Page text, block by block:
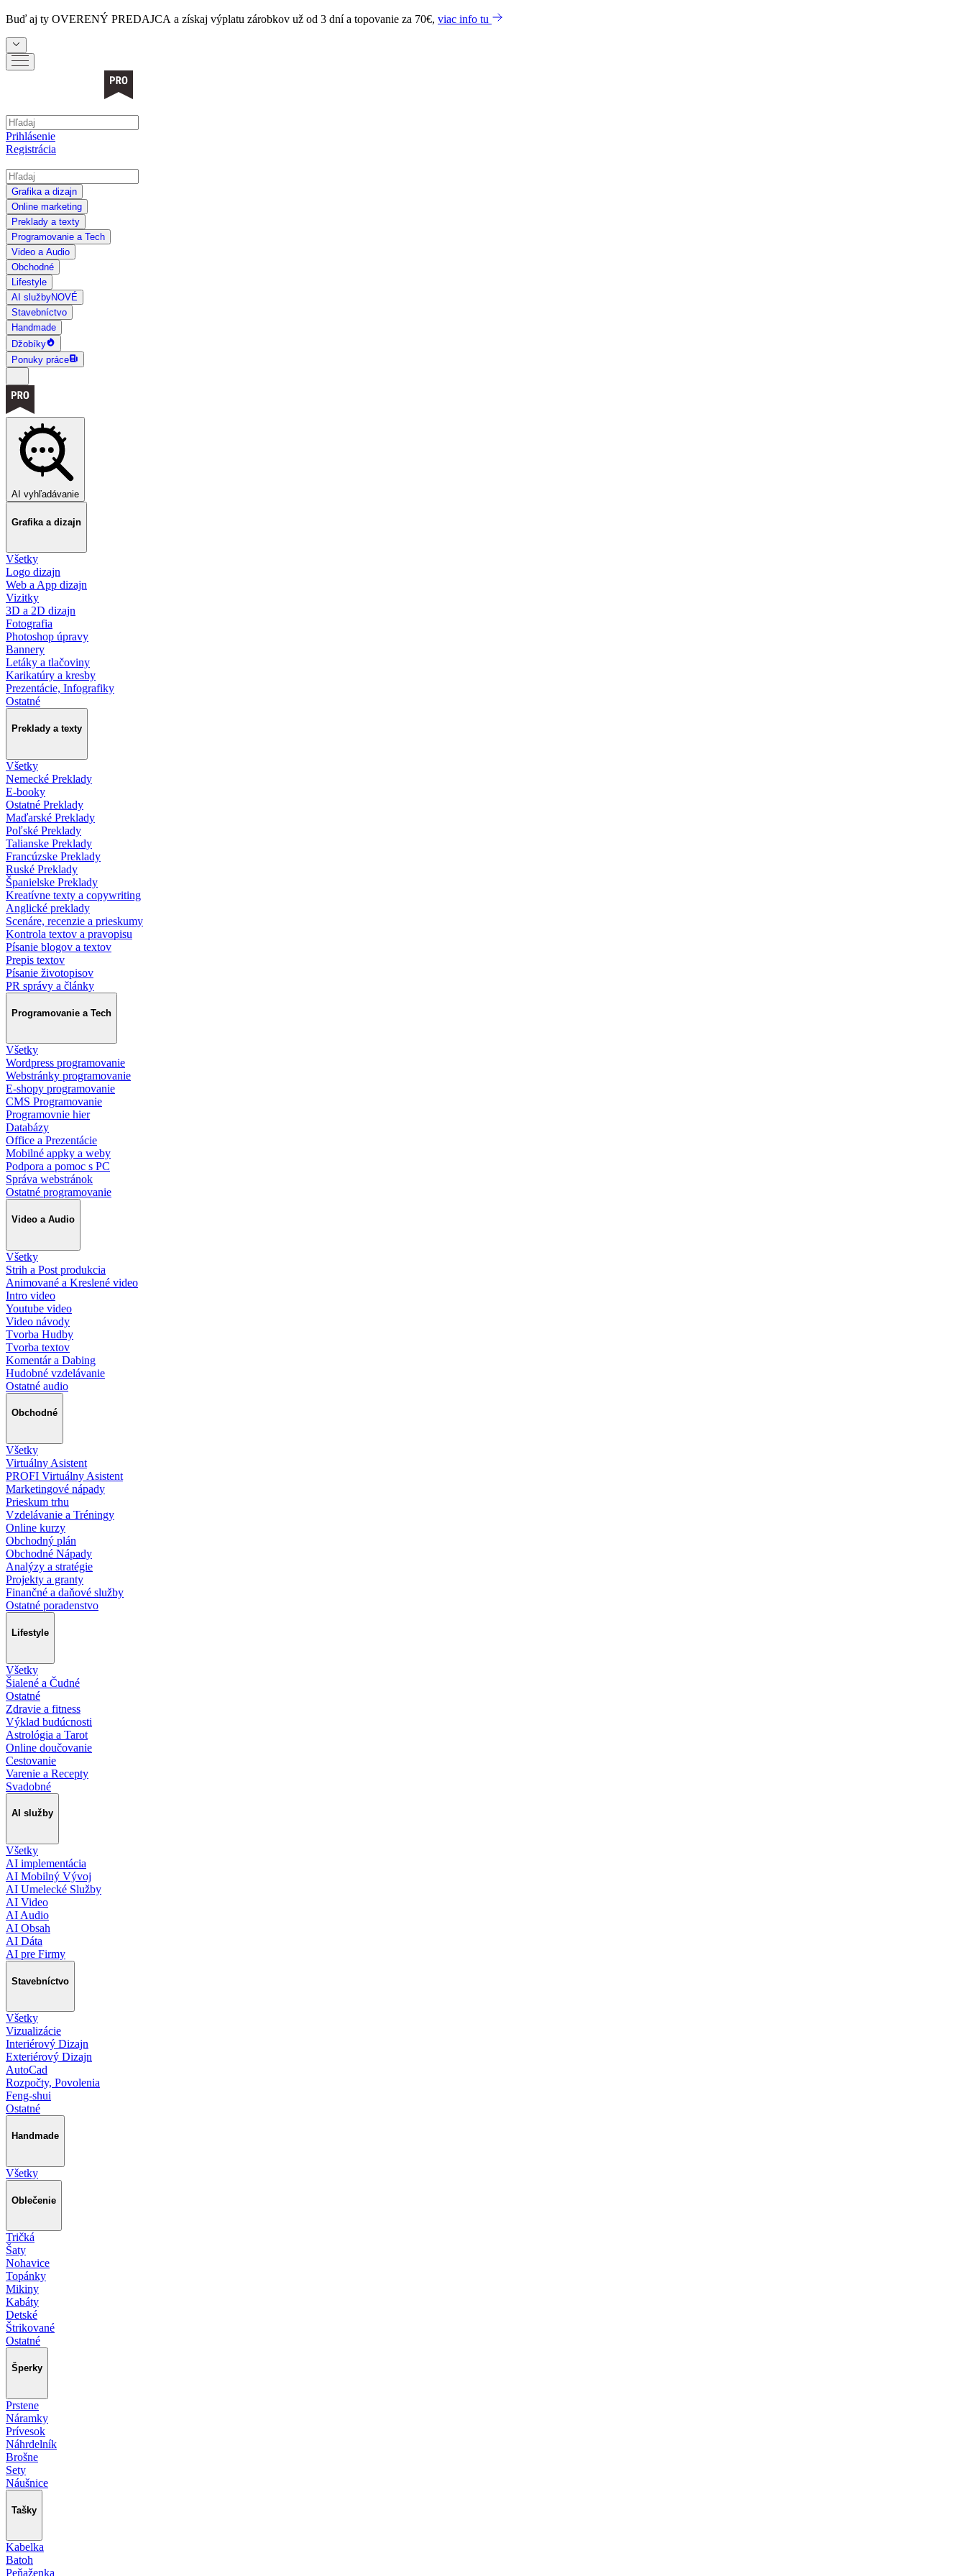
Buď aj ty OVERENÝ PREDAJCA a získaj výplatu zárobkov už od 3 dní a topovanie za 70€, viac info tu
Prihlásenie
Registrácia
Grafika a dizajn
Online marketing
Preklady a texty
Programovanie a Tech
Video a Audio
Obchodné
Lifestyle
AI službyNOVÉ
Stavebníctvo
Handmade
Džobíky
Ponuky práce
AI vyhľadávanie
Grafika a dizajn
Všetky
Logo dizajn
Web a App dizajn
Vizitky
3D a 2D dizajn
Fotografia
Photoshop úpravy
Bannery
Letáky a tlačoviny
Karikatúry a kresby
Prezentácie, Infografiky
Ostatné
Preklady a texty
Všetky
Nemecké Preklady
E-booky
Ostatné Preklady
Maďarské Preklady
Poľské Preklady
Talianske Preklady
Francúzske Preklady
Ruské Preklady
Španielske Preklady
Kreatívne texty a copywriting
Anglické preklady
Scenáre, recenzie a prieskumy
Kontrola textov a pravopisu
Písanie blogov a textov
Prepis textov
Písanie životopisov
PR správy a články
Programovanie a Tech
Všetky
Wordpress programovanie
Webstránky programovanie
E-shopy programovanie
CMS Programovanie
Programovnie hier
Databázy
Office a Prezentácie
Mobilné appky a weby
Podpora a pomoc s PC
Správa webstránok
Ostatné programovanie
Video a Audio
Všetky
Strih a Post produkcia
Animované a Kreslené video
Intro video
Youtube video
Video návody
Tvorba Hudby
Tvorba textov
Komentár a Dabing
Hudobné vzdelávanie
Ostatné audio
Obchodné
Všetky
Virtuálny Asistent
PROFI Virtuálny Asistent
Marketingové nápady
Prieskum trhu
Vzdelávanie a Tréningy
Online kurzy
Obchodný plán
Obchodné Nápady
Analýzy a stratégie
Projekty a granty
Finančné a daňové služby
Ostatné poradenstvo
Lifestyle
Všetky
Šialené a Čudné
Ostatné
Zdravie a fitness
Výklad budúcnosti
Astrológia a Tarot
Online doučovanie
Cestovanie
Varenie a Recepty
Svadobné
AI služby
Všetky
AI implementácia
AI Mobilný Vývoj
AI Umelecké Služby
AI Video
AI Audio
AI Obsah
AI Dáta
AI pre Firmy
Stavebníctvo
Všetky
Vizualizácie
Interiérový Dizajn
Exteriérový Dizajn
AutoCad
Rozpočty, Povolenia
Feng-shui
Ostatné
Handmade
Všetky
Oblečenie
Tričká
Šaty
Nohavice
Topánky
Mikiny
Kabáty
Detské
Štrikované
Ostatné
Šperky
Prstene
Náramky
Prívesok
Náhrdelník
Brošne
Sety
Náušnice
Tašky
Kabelka
Batoh
Peňaženka